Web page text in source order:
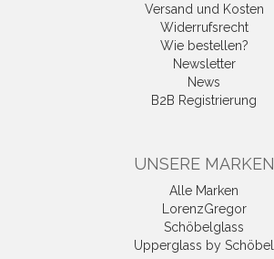
Versand und Kosten
Widerrufsrecht
Wie bestellen?
Newsletter
News
B2B Registrierung
UNSERE MARKEN
Alle Marken
LorenzGregor
Schöbelglass
Upperglass by Schöbel